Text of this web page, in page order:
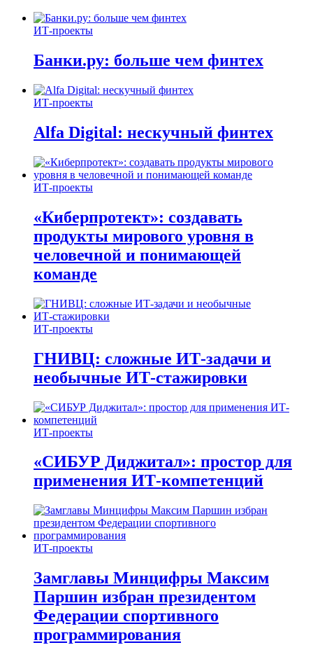
ИТ-проекты
Банки.ру: больше чем финтех
ИТ-проекты
Alfa Digital: нескучный финтех
ИТ-проекты
«Киберпротект»: создавать
продукты мирового уровня в
человечной и понимающей
команде
ИТ-проекты
ГНИВЦ: сложные ИТ‑задачи и
необычные ИТ‑стажировки
ИТ-проекты
«СИБУР Диджитал»: простор для
применения ИТ-компетенций
ИТ-проекты
Замглавы Минцифры Максим
Паршин избран президентом
Федерации спортивного
программирования